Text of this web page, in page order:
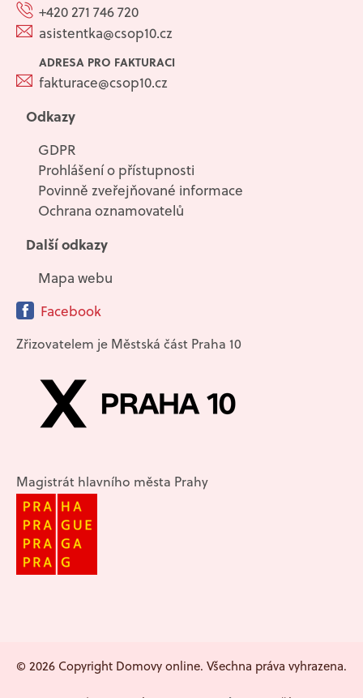
+420 271 746 720
asistentka@csop10.cz
ADRESA PRO FAKTURACI
fakturace@csop10.cz
Odkazy
GDPR
Prohlášení o přístupnosti
Povinně zveřejňované informace
Ochrana oznamovatelů
Další odkazy
Mapa webu
Facebook
Zřizovatelem je Městská část Praha 10
Magistrát hlavního města Prahy
© 2026 Copyright Domovy online. Všechna práva vyhrazena.